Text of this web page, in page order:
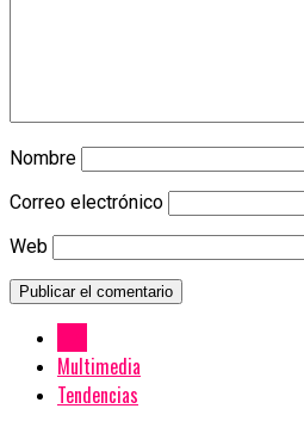
Nombre
Correo electrónico
Web
Multimedia
Tendencias